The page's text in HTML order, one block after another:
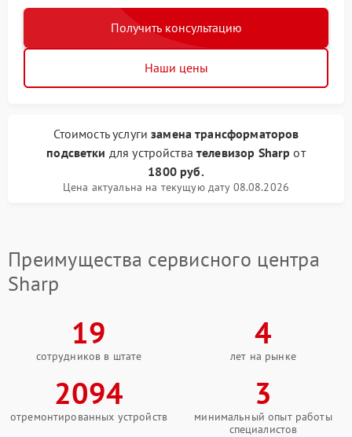
Получить консультацию
Наши цены
Стоимость услугизамена трансформаторов
подсветки для устройствателевизор Sharp от
1800 руб.
Цена актуальна на текущую дату 08.08.2026
Преимущества сервисного центра
Sharp
19
сотрудников в штате
4
лет на рынке
2094
отремонтированных устройств
3
минимальный опыт работы
специалистов